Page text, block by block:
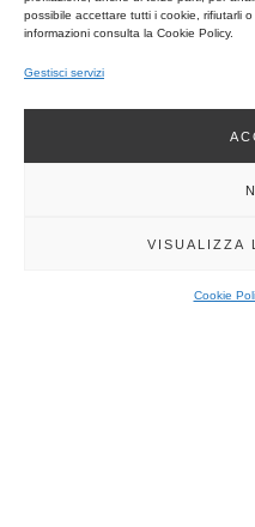
possibile accettare tutti i cookie, rifiutarli
informazioni consulta la Cookie Policy.
Gestisci servizi
VISUALIZZA
Cookie
INFORMAZIONI
Acquisizione